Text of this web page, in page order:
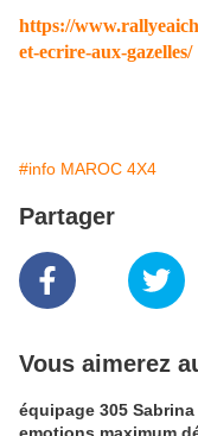
https://
et-ecrire-aux-gazelles/
#info MAROC 4X4
Partager
Vous aimerez
équipage 305